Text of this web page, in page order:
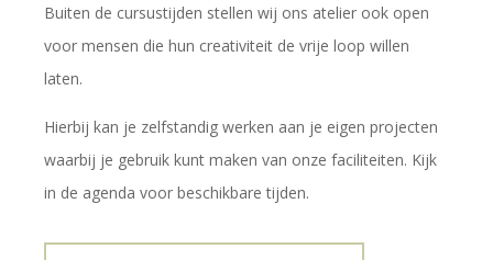
Buiten de cursustijden stellen wij ons atelier ook open
voor mensen die hun creativiteit de vrije loop willen
laten.
Hierbij kan je zelfstandig werken aan je eigen projecten
waarbij je gebruik kunt maken van onze faciliteiten. Kijk
in de agenda voor beschikbare tijden.